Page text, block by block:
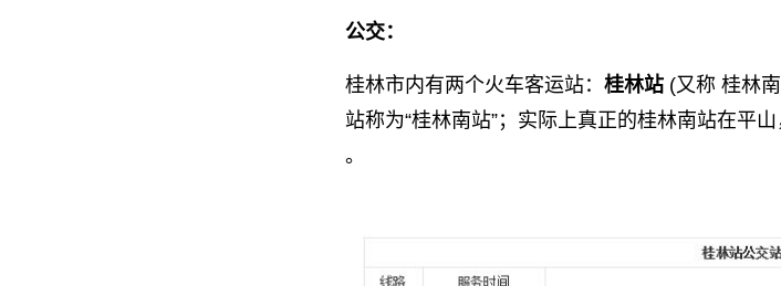
公交：
桂林市内有两个火车客运站： 桂林站 (又称 桂林
站称为“桂林南站”；实际上真正的桂林南站在平
。